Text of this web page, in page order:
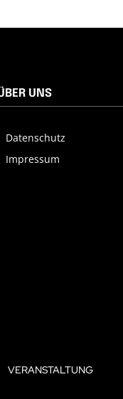
UNS
Datenschutz
Impressum
VERANSTALTUNG